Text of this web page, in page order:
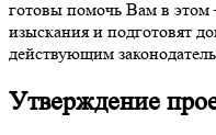
готовы помочь Вам в
изыскания и подготовят
действующим
Утверждение